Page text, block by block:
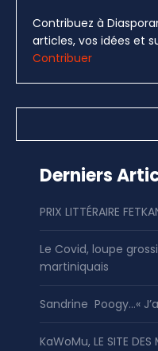
Contribuez à
articles, vos idées et
Contribuer
Derniers
PRIX LITTÉRAIRE
Le Covid, loupe
martiniquais
Sandrine Poogy…«
KaWoMu, LE SITE DES